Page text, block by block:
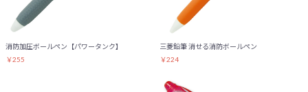
消防加圧ボールペン【パワータンク】
￥255
三菱鉛筆 消せる消防ボールペン
￥224
お買い物を続ける カートへ進む